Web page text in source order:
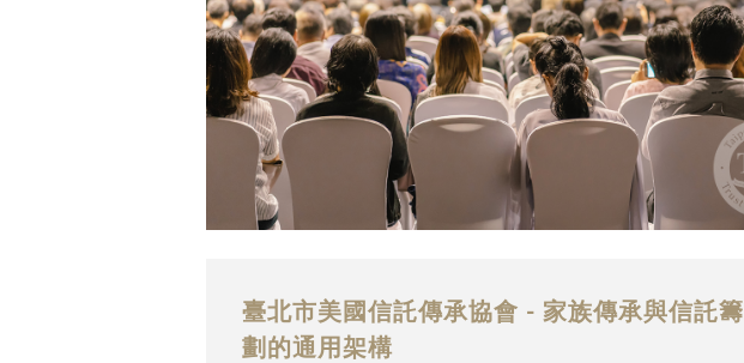
臺北市美國信託傳承協會 - 家族傳承與信託籌
劃的通用架構